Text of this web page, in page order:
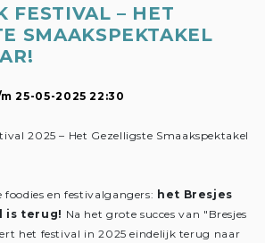
FESTIVAL – HET
SMAAKSPEKTAKEL
25-05-2025 22:30
2025 – Het Gezelligste Smaakspektakel
foodies en festivalgangers: het Bresjes
is terug! Na het grote succes van "Bresjes
het festival in 2025 eindelijk terug naar